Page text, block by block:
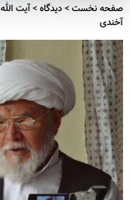
نخست>دیدگاه>آیت الله